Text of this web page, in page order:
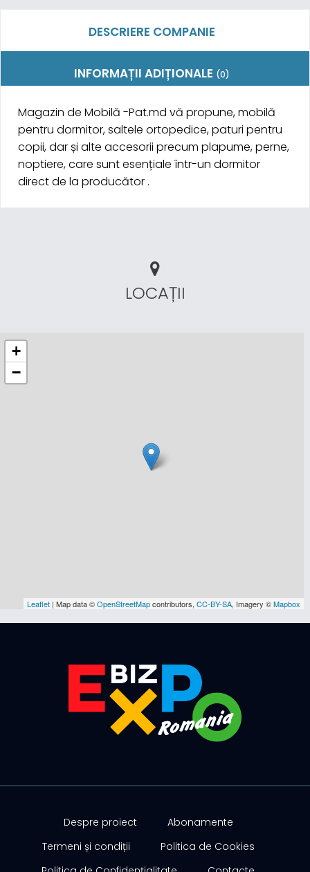
DESCRIERE COMPANIE
INFORMAȚII ADIȚIONALE (0)
Magazin de Mobilă -Pat.md vă propune, mobilă
pentru dormitor, saltele ortopedice, paturi pentru
copii, dar și alte accesorii precum plapume, perne,
noptiere, care sunt esențiale într-un dormitor
direct de la producător .
LOCAȚII
+
−
Leaflet | Map data ©OpenStreetMapcontributors,CC-BY-SA, Imagery ©Mapbox
Despre proiect
Abonamente
Termeni și condiții
Politica de Cookies